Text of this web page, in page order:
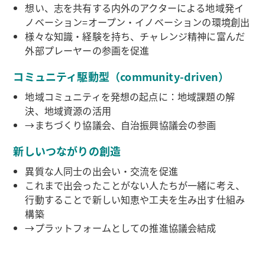
想い、志を共有する内外のアクターによる地域発イ
ノベーション=オープン・イノベーションの環境創出
様々な知識・経験を持ち、チャレンジ精神に富んだ
外部プレーヤーの参画を促進
コミュニティ駆動型（community-driven）
地域コミュニティを発想の起点に：地域課題の解
決、地域資源の活用
→まちづくり協議会、自治振興協議会の参画
新しいつながりの創造
異質な人同士の出会い・交流を促進
これまで出会ったことがない人たちが一緒に考え、
行動することで新しい知恵や工夫を生み出す仕組み
構築
→プラットフォームとしての推進協議会結成